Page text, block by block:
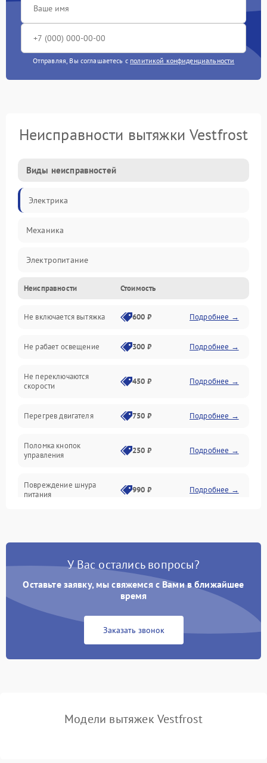
Отправляя, Вы соглашаетесь с политикой конфиденциальности
Неисправности вытяжки Vestfrost
Виды неисправностей
Электрика
Механика
Электропитание
Вентиляция
Освещение
Механические повреждения
Электроника
Неисправности Стоимость
Не включается вытяжка 600 ₽ Подробнее →
Не рабает освещение 300 ₽ Подробнее →
Не переключаются
скорости
450 ₽ Подробнее →
Перегрев двигателя 750 ₽ Подробнее →
Поломка кнопок
управления
250 ₽ Подробнее →
Повреждение шнура
питания
990 ₽ Подробнее →
Не ключается вытяжка 550 ₽ Подробнее →
конденсатора
1000 ₽ Подробнее →
1000 ₽ Подробнее →
У Вас остались вопросы?
Оставьте заявку, мы свяжемся с Вами в ближайшее
время
Заказать звонок
Модели вытяжек Vestfrost